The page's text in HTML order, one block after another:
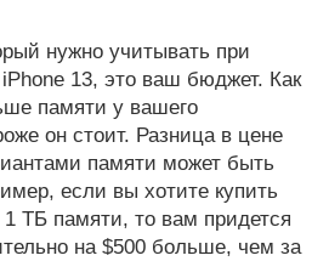
нужно учитывать при
13, это ваш бюджет. Как
памяти у вашего
он стоит. Разница в цене
памяти может быть
если вы хотите купить
ТБ памяти, то вам придется
на $500 больше, чем за